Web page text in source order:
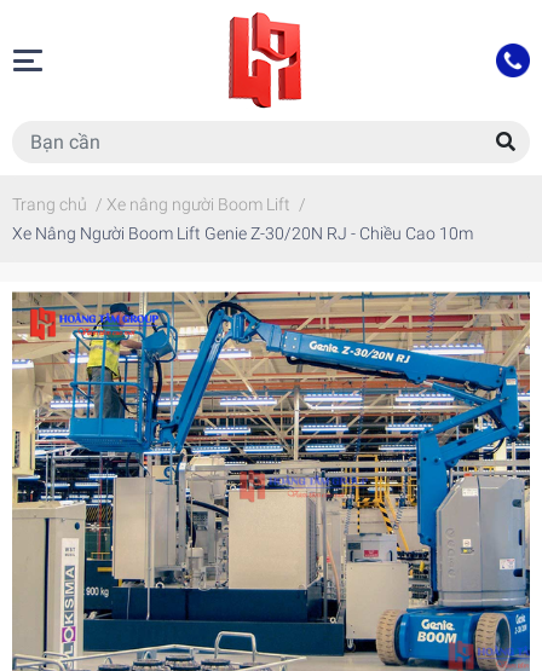
Trang chủ / Xe nâng người Boom Lift /
Xe Nâng Người Boom Lift Genie Z-30/20N RJ - Chiều Cao 10m